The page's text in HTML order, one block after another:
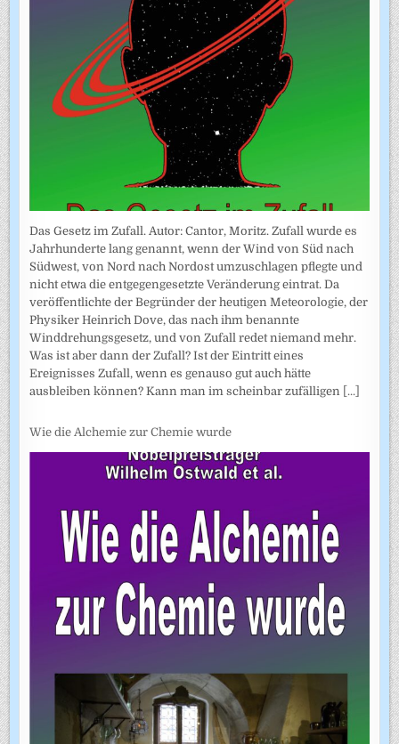
Das Gesetz im Zufall. Autor: Cantor, Moritz. Zufall wurde es
Jahrhunderte lang genannt, wenn der Wind von Süd nach
Südwest, von Nord nach Nordost umzuschlagen pflegte und
nicht etwa die entgegengesetzte Veränderung eintrat. Da
veröffentlichte der Begründer der heutigen Meteorologie, der
Physiker Heinrich Dove, das nach ihm benannte
Winddrehungsgesetz, und von Zufall redet niemand mehr.
Was ist aber dann der Zufall? Ist der Eintritt eines
Ereignisses Zufall, wenn es genauso gut auch hätte
ausbleiben können? Kann man im scheinbar zufälligen [...]
Wie die Alchemie zur Chemie wurde